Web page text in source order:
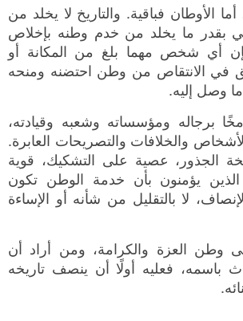
الأوطان فباقية. والتاريخ لا يخلد من
ما يخلد من خدم وطنه بإخلاص
أي شخص مهما بلغ من المكانة أو
في الانتقاص من وطن احتضنه ومنحه
وصل إليه.
برجاله ومؤسساته وشعبه وقيادته،
والخلافات والتصريحات العابرة.
الجذور، عصية على التشكيك، قوية
الذين يؤمنون بأن خدمة الوطن تكون
لا بالتقليل من شأنه أو الإساءة
وطن العزة والكرامة، ومن أراد أن
باسمه، فعليه أولًا أن ينصف تاريخه